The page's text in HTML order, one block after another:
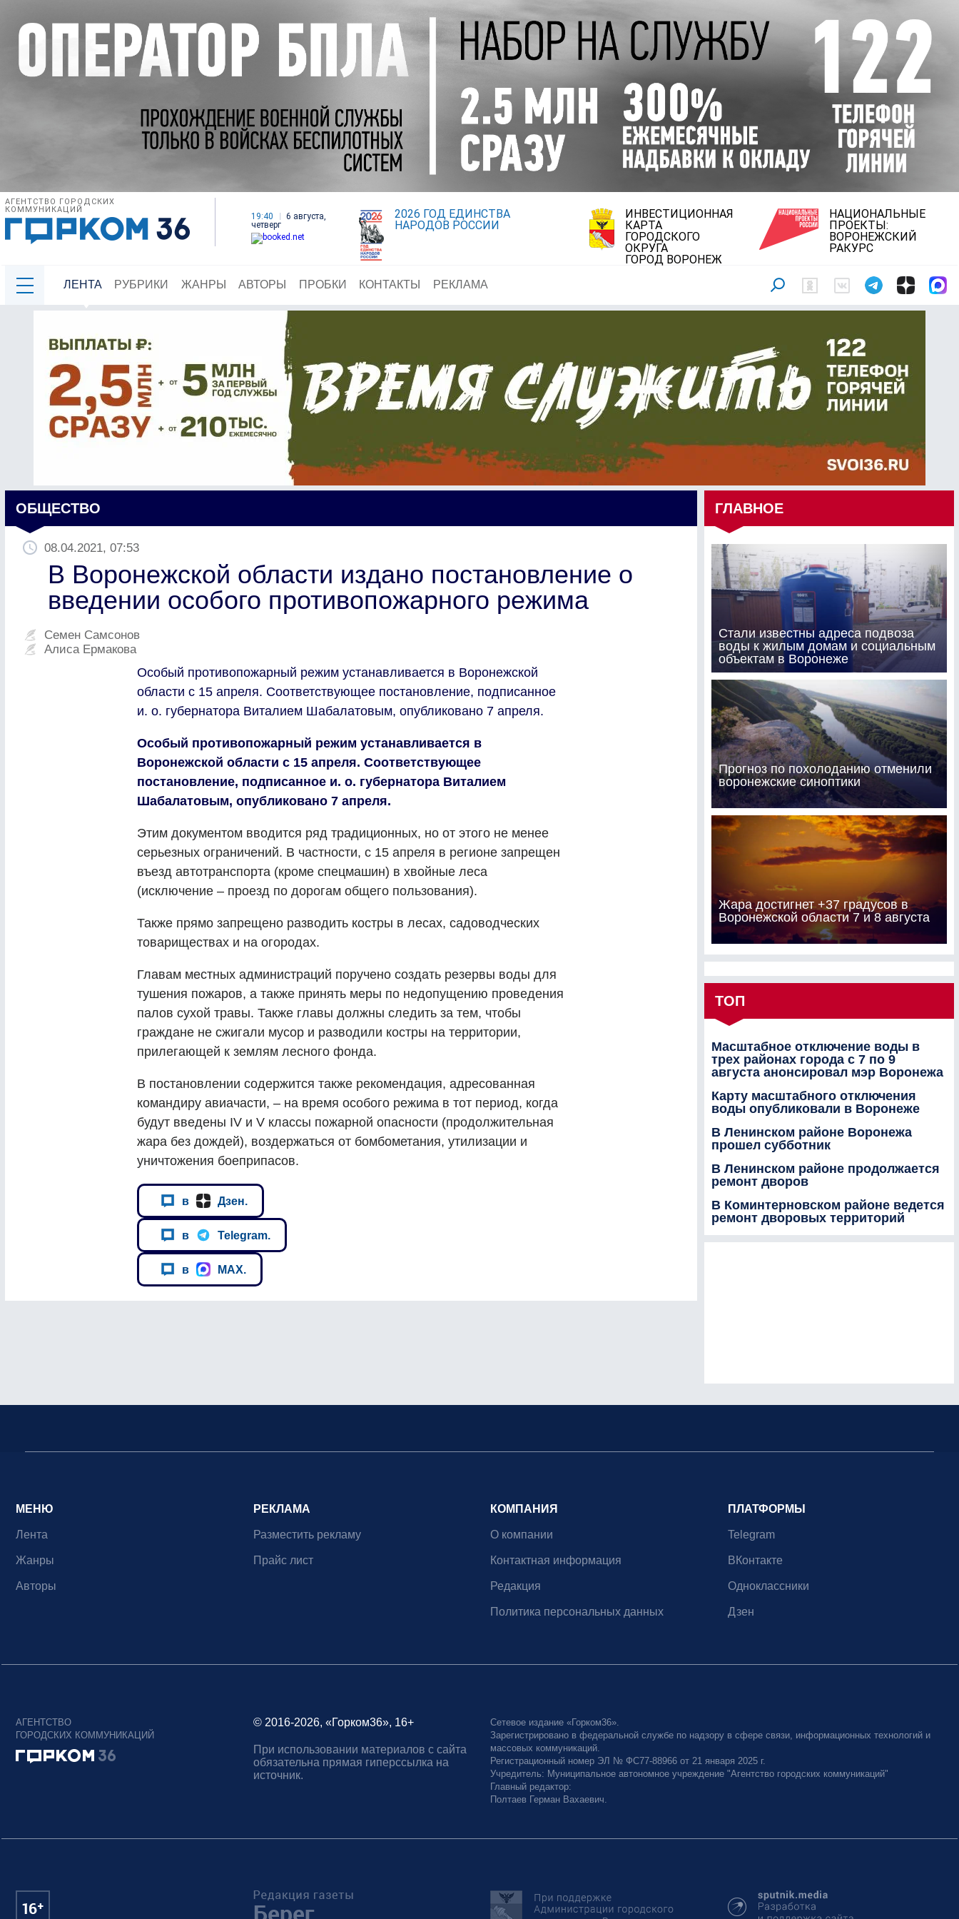
АГЕНТСТВО ГОРОДСКИХ
КОММУНИКАЦИЙ
19:40
6 августа,
четверг
2026 ГОД ЕДИНСТВА
НАРОДОВ РОССИИ
ИНВЕСТИЦИОННАЯ
КАРТА
ГОРОДСКОГО
ОКРУГА
ГОРОД ВОРОНЕЖ
НАЦИОНАЛЬНЫЕ
ПРОЕКТЫ:
ВОРОНЕЖСКИЙ
РАКУРС
ЛЕНТА РУБРИКИ ЖАНРЫ АВТОРЫ ПРОБКИ КОНТАКТЫ РЕКЛАМА
ОБЩЕСТВО
08.04.2021, 07:53
В Воронежской области издано постановление о
введении особого противопожарного режима
Семен Самсонов
Алиса Ермакова
Особый противопожарный режим устанавливается в Воронежской
области с 15 апреля. Соответствующее постановление, подписанное
и. о. губернатора Виталием Шабалатовым, опубликовано 7 апреля.
Особый противопожарный режим устанавливается в
Воронежской области с 15 апреля. Соответствующее
постановление, подписанное и. о. губернатора Виталием
Шабалатовым, опубликовано 7 апреля.
Этим документом вводится ряд традиционных, но от этого не менее
серьезных ограничений. В частности, с 15 апреля в регионе запрещен
въезд автотранспорта (кроме спецмашин) в хвойные леса
(исключение – проезд по дорогам общего пользования).
Также прямо запрещено разводить костры в лесах, садоводческих
товариществах и на огородах.
Главам местных администраций поручено создать резервы воды для
тушения пожаров, а также принять меры по недопущению проведения
палов сухой травы. Также главы должны следить за тем, чтобы
граждане не сжигали мусор и разводили костры на территории,
прилегающей к землям лесного фонда.
В постановлении содержится также рекомендация, адресованная
командиру авиачасти, – на время особого режима в тот период, когда
будут введены IV и V классы пожарной опасности (продолжительная
жара без дождей), воздержаться от бомбометания, утилизации и
уничтожения боеприпасов.
в Дзен.
в Telegram.
в MAX.
ГЛАВНОЕ
Стали известны адреса подвоза
воды к жилым домам и социальным
объектам в Воронеже
Прогноз по похолоданию отменили
воронежские синоптики
Жара достигнет +37 градусов в
Воронежской области 7 и 8 августа
ТОП
Масштабное отключение воды в
трех районах города с 7 по 9
августа анонсировал мэр Воронежа
Карту масштабного отключения
воды опубликовали в Воронеже
В Ленинском районе Воронежа
прошел субботник
В Ленинском районе продолжается
ремонт дворов
В Коминтерновском районе ведется
ремонт дворовых территорий
МЕНЮ
Лента
Жанры
Авторы
РЕКЛАМА
Разместить рекламу
Прайс лист
КОМПАНИЯ
О компании
Контактная информация
Редакция
Политика персональных данных
ПЛАТФОРМЫ
Telegram
ВКонтакте
Одноклассники
Дзен
АГЕНТСТВО
ГОРОДСКИХ КОММУНИКАЦИЙ
© 2016-2026, «Горком36», 16+
При использовании материалов с сайта
обязательна прямая гиперссылка на
источник.
Сетевое издание «Горком36».
Зарегистрировано в федеральной службе по надзору в сфере связи, информационных технологий и
массовых коммуникаций.
Регистрационный номер ЭЛ № ФС77-88966 от 21 января 2025 г.
Учредитель: Муниципальное автономное учреждение "Агентство городских коммуникаций"
Главный редактор:
Полтаев Герман Вахаевич.